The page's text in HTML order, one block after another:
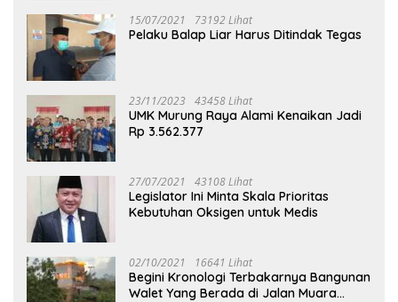
15/07/2021 73192 Lihat
Pelaku Balap Liar Harus Ditindak Tegas
23/11/2023 43458 Lihat
UMK Murung Raya Alami Kenaikan Jadi
Rp 3.562.377
27/07/2021 43108 Lihat
Legislator Ini Minta Skala Prioritas
Kebutuhan Oksigen untuk Medis
02/10/2021 16641 Lihat
Begini Kronologi Terbakarnya Bangunan
Walet Yang Berada di Jalan Muara